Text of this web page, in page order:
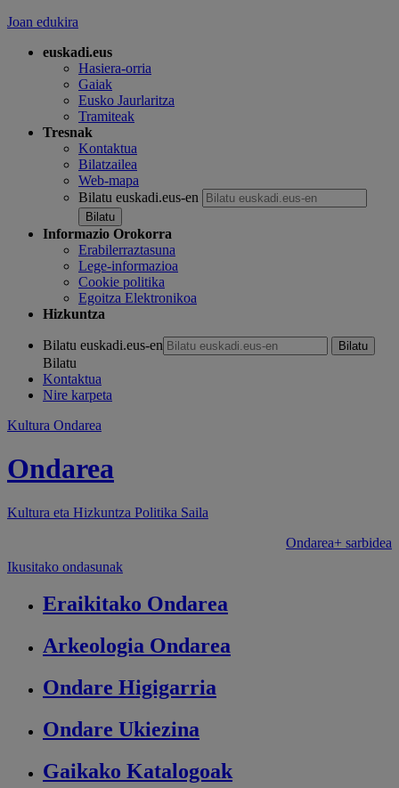
Joan edukira
euskadi.eus
Hasiera-orria
Gaiak
Eusko Jaurlaritza
Tramiteak
Tresnak
Kontaktua
Bilatzailea
Web-mapa
Bilatu euskadi.eus-en
Informazio Orokorra
Erabilerraztasuna
Lege-informazioa
Cookie politika
Egoitza Elektronikoa
Hizkuntza
Bilatu euskadi.eus-en
Bilatu
Kontaktua
Nire karpeta
Kultura Ondarea
Ondarea
Kultura eta Hizkuntza Politika Saila
Ondarea+ sarbidea
Ikusitako ondasunak
Eraikitako Ondarea
Arkeologia Ondarea
Ondare Higigarria
Ondare Ukiezina
Gaikako Katalogoak